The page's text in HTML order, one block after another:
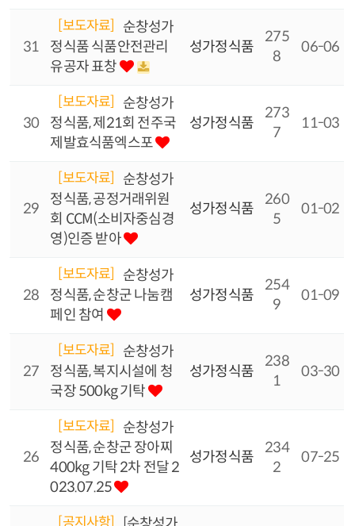
31
[보도자료]
순창성가
정식품 식품안전관리
유공자 표창
성가정식품
275
8
06-06
30
[보도자료]
순창성가
정식품, 제21회 전주국
제발효식품엑스포
성가정식품
273
7
11-03
29
[보도자료]
순창성가
정식품, 공정거래위원
회 CCM(소비자중심경
영)인증 받아
성가정식품
260
5
01-02
28
[보도자료]
순창성가
정식품, 순창군 나눔캠
페인 참여
성가정식품
254
9
01-09
27
[보도자료]
순창성가
정식품, 복지시설에 청
국장 500kg 기탁
성가정식품
238
1
03-30
26
[보도자료]
순창성가
정식품, 순창군 장아찌
400kg 기탁 2차 전달 2
023.07.25
성가정식품
234
2
07-25
[공지사항]